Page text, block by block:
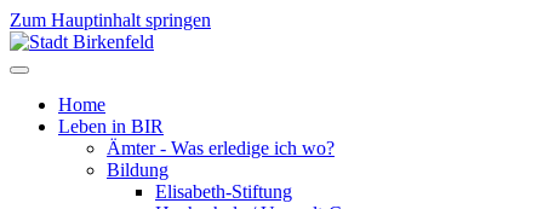
Zum Hauptinhalt springen
Home
Leben in BIR
Ämter - Was erledige ich wo?
Bildung
Elisabeth-Stiftung